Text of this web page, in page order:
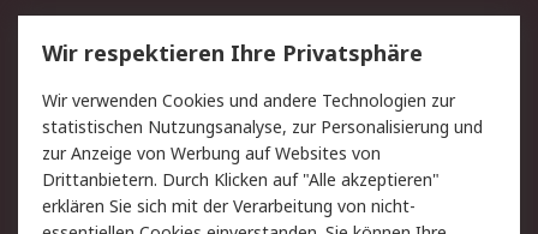
Service
Value Added Services
Lieferlösungen
Rücksendungen
Kontakt
Hilfe
Privatkunden
Rechtliches
Wir respektieren Ihre Privatsphäre
Wir verwenden Cookies und andere Technologien zur
statistischen Nutzungsanalyse, zur Personalisierung und
zur Anzeige von Werbung auf Websites von
Drittanbietern. Durch Klicken auf "Alle akzeptieren"
erklären Sie sich mit der Verarbeitung von nicht-